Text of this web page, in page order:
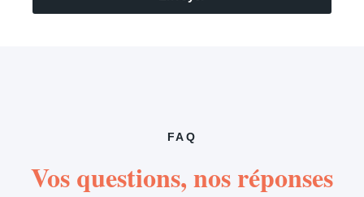
FAQ
Vos questions, nos réponses